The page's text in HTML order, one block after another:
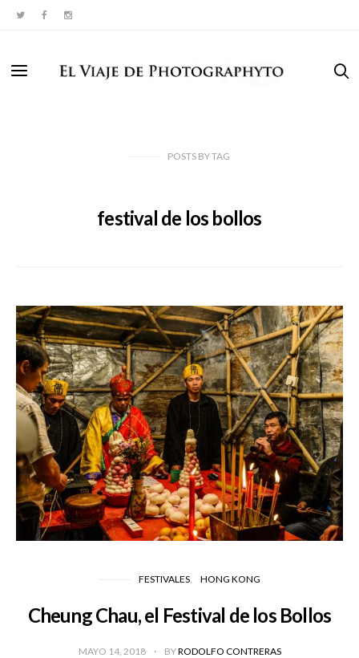
POSTS BYTAG
festival de los bollos
FESTIVALES HONG KONG
Cheung Chau, el Festival de los Bollos
MAYO 14, 2018 BYRODOLFO CONTRERAS